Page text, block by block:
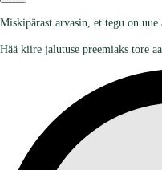
Miskipärast arvasin, et tegu on uue
Hää kiire jalutuse preemiaks tore